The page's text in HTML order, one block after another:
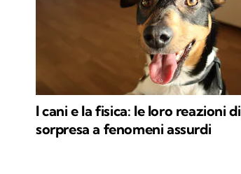
I cani e la fisica: le loro reazioni di
sorpresa a fenomeni assurdi